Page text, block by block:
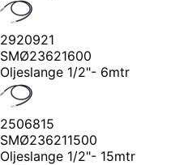
2920921
SMØ23621600
Oljeslange 1/2"- 6mtr
2506815
SMØ236211500
Oljeslange 1/2"- 15mtr